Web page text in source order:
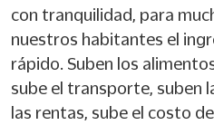
con tranquilidad, para
nuestros habitantes el
rápido. Suben los
sube el transporte, suben
las rentas, sube el costo